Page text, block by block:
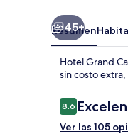
45+
Resumen
Hotel Grand
sin costo
Opiniones
8.68.6 de 10,
Ver las 105